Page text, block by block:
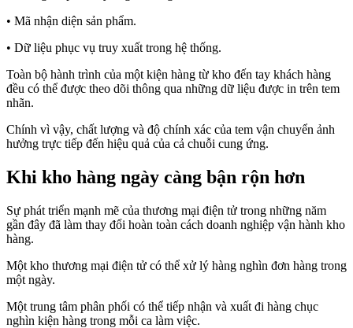
• Mã nhận diện sản phẩm.
• Dữ liệu phục vụ truy xuất trong hệ thống.
Toàn bộ hành trình của một kiện hàng từ kho đến tay khách hàng
đều có thể được theo dõi thông qua những dữ liệu được in trên tem
nhãn.
Chính vì vậy, chất lượng và độ chính xác của tem vận chuyển ảnh
hưởng trực tiếp đến hiệu quả của cả chuỗi cung ứng.
Khi kho hàng ngày càng bận rộn hơn
Sự phát triển mạnh mẽ của thương mại điện tử trong những năm
gần đây đã làm thay đổi hoàn toàn cách doanh nghiệp vận hành kho
hàng.
Một kho thương mại điện tử có thể xử lý hàng nghìn đơn hàng trong
một ngày.
Một trung tâm phân phối có thể tiếp nhận và xuất đi hàng chục
nghìn kiện hàng trong mỗi ca làm việc.